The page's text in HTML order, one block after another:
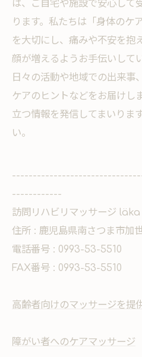
は、ご自宅や施設で安心して
ります。私たちは「身体のケ
を大切にし、痛みや不安を抱
顔が増えるようお手伝いして
日々の活動や地域での出来事
ケアのヒントなどをお届けし
立つ情報を発信してまいりま
い。
------------
訪問リハビリマッサージ
住所 : 鹿児島県南さつま市加
電話番号 : 0993-53-5510
FAX番号 : 0993-53-5510
高齢者向けのマッサージを提
障がい者へのケアマッサージ